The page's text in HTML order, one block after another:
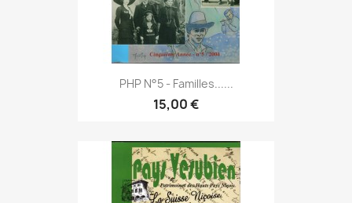
PHP N°5 - Familles......
15,00 €